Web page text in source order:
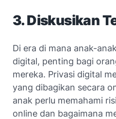
3. Diskusikan
Di era di mana anak-
digital, penting bagi
mereka. Privasi digital
yang dibagikan secara
anak perlu memahami
online dan bagaimana